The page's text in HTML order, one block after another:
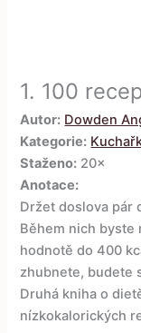
1. 100
Autor: Dowden
Kategorie:
Staženo: 20×
Anotace:
Držet doslova pár
Během nich
hodnotě do 400
zhubnete, budete
Druhá kniha o
nízkokalorických